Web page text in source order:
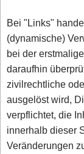
Bei "Links"
(dynamische)
bei der
daraufhin
zivilrechtliche
ausgelöst wird,
verpflichtet, die
innerhalb dieser
Veränderungen